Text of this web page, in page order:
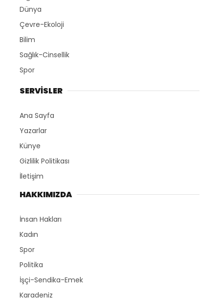
Dünya
Çevre-Ekoloji
Bilim
Sağlık-Cinsellik
Spor
SERVİSLER
Ana Sayfa
Yazarlar
Künye
Gizlilik Politikası
İletişim
HAKKIMIZDA
İnsan Hakları
Kadın
Spor
Politika
İşçi-Sendika-Emek
Karadeniz